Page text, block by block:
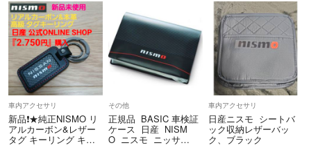
車内アクセサリ
新品❗★純正NISMO リ
アルカーボン&レザー
タグ キーリング キー
その他
正規品 BASIC 車検証
ケース 日産 NISM
O ニスモ ニッサ
車内アクセサリ
日産ニスモ シートバ
ック収納レザーバッ
ク、ブラック